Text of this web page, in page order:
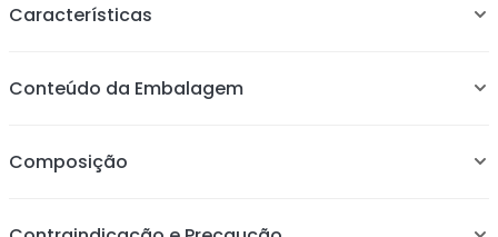
Características
Possui encaixe de lâminas em plástico, tornando o
navalhete muito mais leve. Seu uso é exclusivo para
firme e preciso, evitando que fique mal posicionado ou
solta.
Conteúdo da Embalagem
Composição